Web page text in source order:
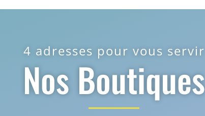
4 adresses pour vous servir
Nos Boutiques